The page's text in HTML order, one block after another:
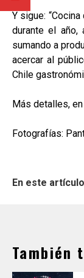
Y sigue:
durante el año,
sumando a
acercar al
Chile
Más detalles,
Fotografías:
En este artículo
También